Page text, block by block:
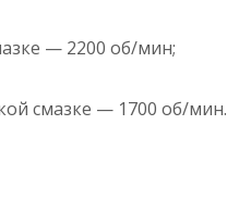
— 2200 об/мин;
смазке — 1700 об/мин.